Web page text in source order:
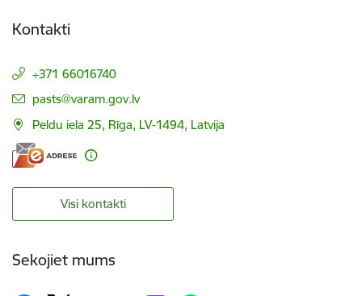
Kontakti
+371 66016740
E-pasts:
pasts@varam.gov.lv
Peldu iela 25, Rīga, LV-1494, Latvija
Visi kontakti
Sekojiet mums